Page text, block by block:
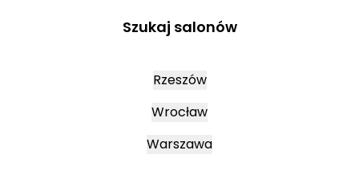
Szukaj salonów
Rzeszów
Wrocław
Warszawa